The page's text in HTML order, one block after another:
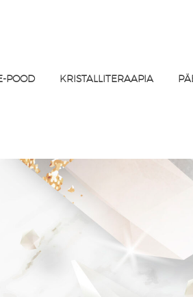
POOD KRISTALLITERAAPIA